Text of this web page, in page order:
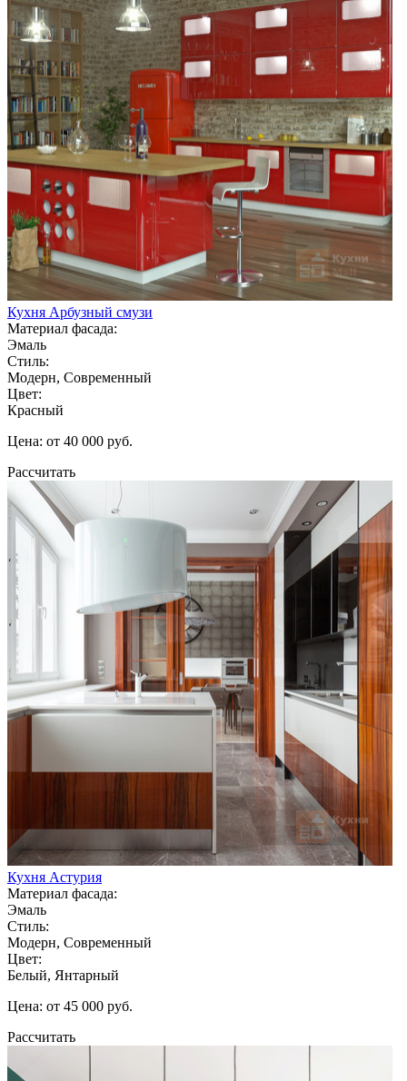
Кухня Арбузный смузи
Материал фасада:
Эмаль
Стиль:
Модерн, Современный
Цвет:
Красный
Цена: от 40 000 руб.
Рассчитать
Кухня Астурия
Материал фасада:
Эмаль
Стиль:
Модерн, Современный
Цвет:
Белый, Янтарный
Цена: от 45 000 руб.
Рассчитать